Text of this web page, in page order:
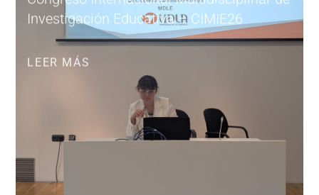
Investigación Educativa – CIMIE26
LEER MÁS